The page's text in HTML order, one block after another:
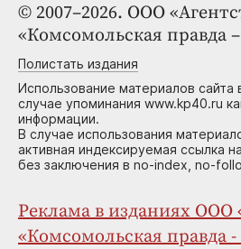
© 2007–2026. ООО
«Комсомольская правда
Полистать издания
Использование материалов сайта
случае упоминания www.kp40.ru
информации.
В случае использования
активная индексируемая ссылка
без заключения в no-index, no-
Реклама в изданиях ООО
«Комсомольская правда -